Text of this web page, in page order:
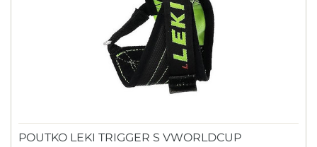
POUTKO LEKI TRIGGER S VWORLDCUP